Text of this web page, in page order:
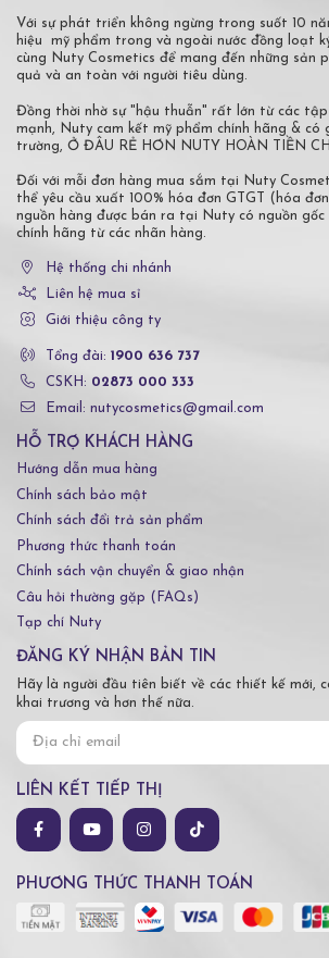
Với sự phát triển không ngừng trong suốt 10
hiệu mỹ phẩm trong và ngoài nước đồng loạt
cùng Nuty Cosmetics để mang đến những sản
quả và an toàn với người tiêu dùng.
Đồng thời nhờ sự "hậu thuẫn" rất lớn từ các tập
mạnh, Nuty cam kết mỹ phẩm chính hãng &
trường, Ở ĐÂU RẺ HƠN NUTY HOÀN TIỀN
Đối với mỗi đơn hàng mua sắm tại Nuty
thể yêu cầu xuất 100% hóa đơn GTGT (hóa
nguồn hàng được bán ra tại Nuty có nguồn
chính hãng từ các nhãn hàng.
Hệ thống chi nhánh
Liên hệ mua sỉ
Giới thiệu công ty
Tổng đài: 1900 636 737
CSKH: 02873 000 333
Email: nutycosmetics@gmail.com
HỖ TRỢ KHÁCH HÀNG
Hướng dẫn mua hàng
Chính sách bảo mật
Chính sách đổi trả sản phẩm
Phương thức thanh toán
Chính sách vận chuyển & giao nhận
Câu hỏi thường gặp (FAQs)
Tạp chí Nuty
ĐĂNG KÝ NHẬN BẢN TIN
Hãy là người đầu tiên biết về các thiết kế mới,
khai trương và hơn thế nữa.
LIÊN KẾT TIẾP THỊ
PHƯƠNG THỨC THANH TOÁN